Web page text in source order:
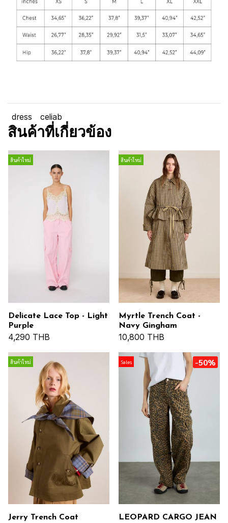
dress celiab
สินค้าที่เกี่ยวข้อง
สินค้าใหม่
Delicate Lace Top - Light
Purple
4,290 THB
สินค้าใหม่
Myrtle Trench Coat -
Navy Gingham
10,800 THB
สินค้าใหม่
Jerry Trench Coat
Sales -50%
LEOPARD CARGO JEAN